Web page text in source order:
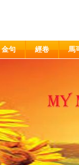
金句 經卷 馬